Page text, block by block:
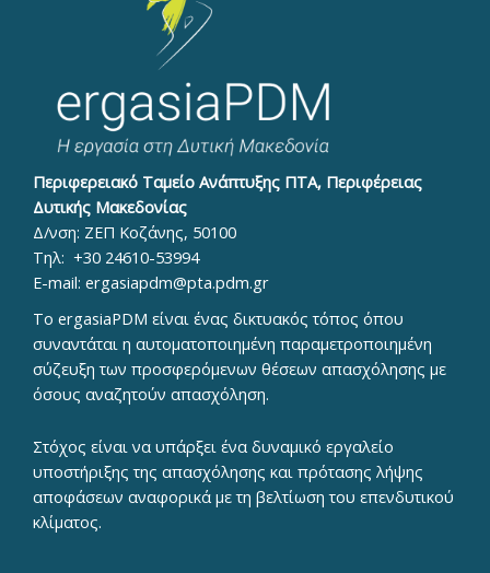
Περιφερειακό Ταμείο Ανάπτυξης ΠΤΑ, Περιφέρειας
Δυτικής Μακεδονίας
Δ/νση: ΖΕΠ Κοζάνης, 50100
Τηλ: +30 24610-53994
E-mail: ergasiapdm@pta.pdm.gr
To ergasiaPDM είναι ένας δικτυακός τόπος όπου
συναντάται η αυτοματοποιημένη παραμετροποιημένη
σύζευξη των προσφερόμενων θέσεων απασχόλησης με
όσους αναζητούν απασχόληση.
Στόχος είναι να υπάρξει ένα δυναμικό εργαλείο
υποστήριξης της απασχόλησης και πρότασης λήψης
αποφάσεων αναφορικά με τη βελτίωση του επενδυτικού
κλίματος.